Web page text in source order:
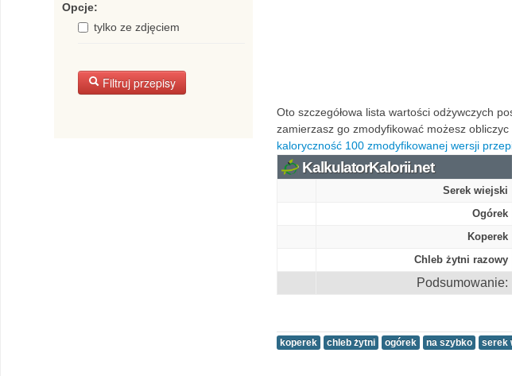
Opcje:
tylko ze zdjęciem
Filtruj przepisy
Oto szczegółowa lista wartości odżywczych
zamierzasz go zmodyfikować możesz
kaloryczność 100 zmodyfikowanej wersji
KalkulatorKalorii.net
Serek wiejski
Ogórek
Koperek
Chleb żytni razowy
Podsumowanie:
koperek chleb żytni ogórek na szybko serek